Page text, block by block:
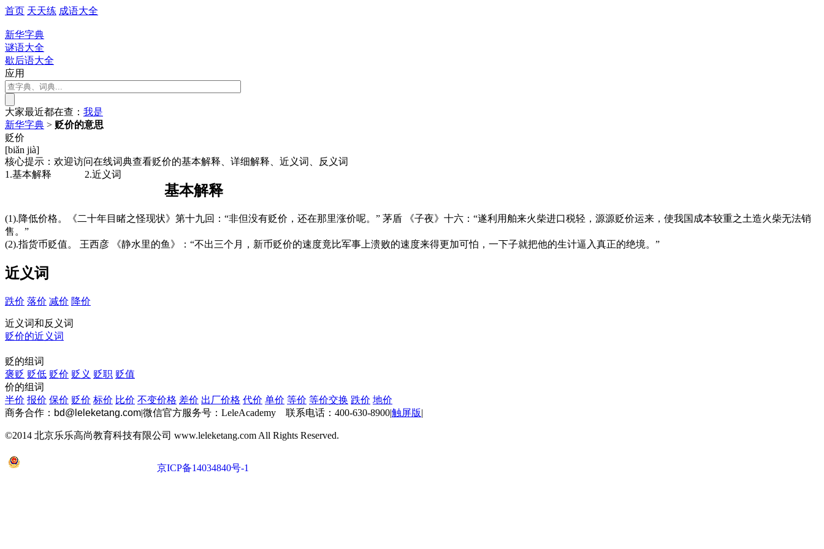
首页 天天练 成语大全
新华字典
谜语大全
歇后语大全
应用
大家最近都在查： 我是
新华字典 > 贬价的意思
贬价
[biǎn jià]
核心提示：欢迎访问在线词典查看贬价的基本解释、详细解释、近义词、反义词
1.基本解释
2.近义词
基本解释
(1).降低价格。《二十年目睹之怪现状》第十九回：“非但没有贬价，还在那里涨价呢。” 茅盾 《子夜》十六：“遂利用舶来火柴进口税轻，源源贬价运来，使我国成本较重之土造火柴无法销
售。”
(2).指货币贬值。 王西彦 《静水里的鱼》：“不出三个月，新币贬价的速度竟比军事上溃败的速度来得更加可怕，一下子就把他的生计逼入真正的绝境。”
近义词
跌价 落价 减价 降价
近义词和反义词
贬价的近义词
贬的组词
褒贬 贬低 贬价 贬义 贬职 贬值
价的组词
半价 报价 保价 贬价 标价 比价 不变价格 差价 出厂价格 代价 单价 等价 等价交换 跌价 地价
商务合作： bd@leleketang.com|微信官方服务号：LeleAcademy 联系电话：400-630-8900|触屏版|
©2014 北京乐乐高尚教育科技有限公司 www.leleketang.com All Rights Reserved.
京ICP备14034840号-1